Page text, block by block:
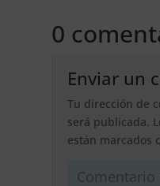
0
Enviar un
Tu dirección de
será publicada.
están marcados